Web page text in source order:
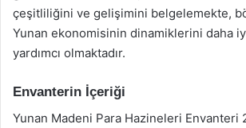
çeşitliliğini ve gelişimini belgelemekte,
Yunan ekonomisinin dinamiklerini daha
yardımcı olmaktadır.
Envanterin İçeriği
Yunan Madeni Para Hazineleri Envanteri